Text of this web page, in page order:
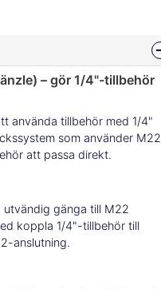
– gör 1/4"-tillbehör
använda tillbehör med 1/4"
som använder M22
att passa direkt.
gänga till M22
koppla 1/4"-tillbehör till
anslutning.